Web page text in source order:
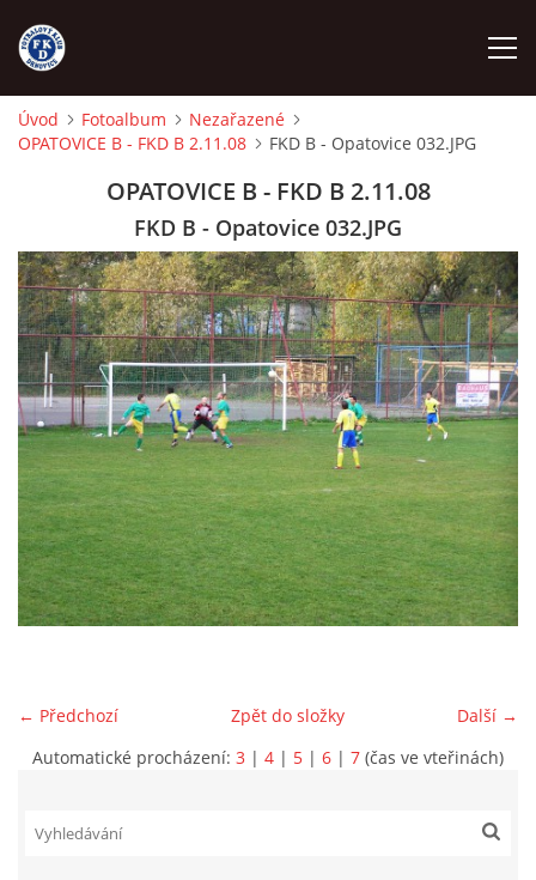
ÚVOD
FKD A
FKD B
STARŠÍ DOROST
STARŠÍ ŽÁCI
MLADŠÍ ŽÁCI
STARŠÍ PŘÍPRAVKA R 2012 + 2013
Úvod Fotoalbum
Nezařazené
OPATOVICE B - FKD B 2.11.08
FKD B - Opatovice 032.JPG
OPATOVICE B - FKD B 2.11.08
FKD B - Opatovice 032.JPG
← Předchozí Další →
Zpět do složky
Automatické procházení: 3 | 4 | 5 | 6 | 7 (čas ve vteřinách)